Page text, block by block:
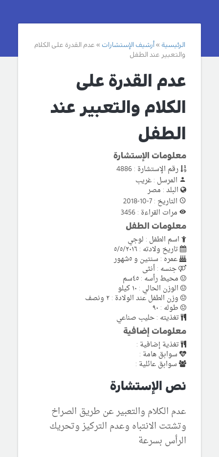
الرئيسية أرشيف الإستشارات
عدم القدرة على الكلام
والتعبير عند الطفل
عدم القدرة على
الكلام والتعبير عند
الطفل
معلومات الإستشارة
رقم الإستشارة : 4886
المرسل : غريب
البلد : مصر
التاريخ : 7-10-2018
مرات القراءة : 3456
معلومات الطفل
اسم الطفل : لوجي
تاريخ ولادته : ٥/٥/٢٠١٦
عمره : سنتين و ٥شهور
جنسه : أنثى
محيط رأسه : ٤٥سم
الوزن الحالي : ١٠ كيلو
وزن الطفل عند الولادة : ٢ ونصف
طوله : ٩٠
تغذيته : حليب صناعي
معلومات إضافية
تغذية إضافية :
سوابق هامة :
سوابق عائلية :
نص الإستشارة
عدم الكلام والتعبير عن طريق الصراخ
وتشتت الانتباه وعدم التركيز وتحريك
الرأس بسرعة